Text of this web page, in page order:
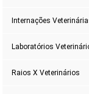
Internações
Laboratórios
Raios X Veterinários